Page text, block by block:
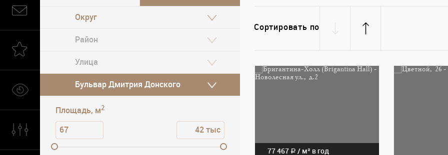
Округ
Бульвар Дмитрия Донского
Площадь, м2
Сортировать по
77 467 a / м² в год